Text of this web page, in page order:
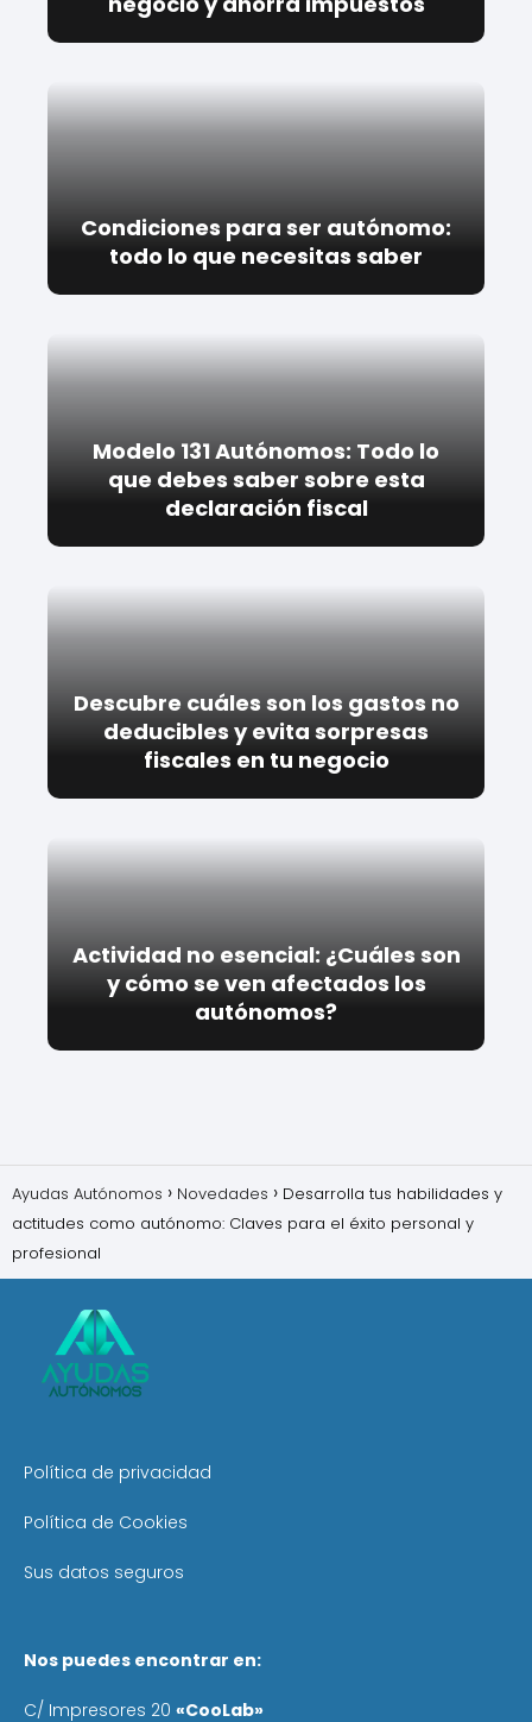
Condiciones para ser autónomo:
todo lo que necesitas saber
Modelo 131 Autónomos: Todo lo
que debes saber sobre esta
declaración fiscal
Descubre cuáles son los gastos no
deducibles y evita sorpresas
fiscales en tu negocio
Actividad no esencial: ¿Cuáles son
y cómo se ven afectados los
autónomos?
Ayudas Autónomos Novedades
Desarrolla tus habilidades y
actitudes como autónomo: Claves para el éxito personal y
profesional
Política de privacidad
Política de Cookies
Sus datos seguros
Nos puedes encontrar en:
C/ Impresores 20 «CooLab»